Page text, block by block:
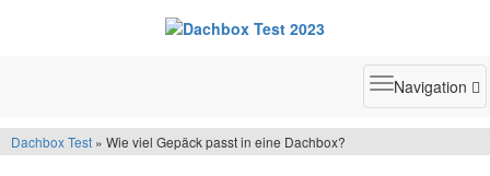
Toggle
Navigation
Dachbox Test » Wie viel Gepäck passt in eine Dachbox?